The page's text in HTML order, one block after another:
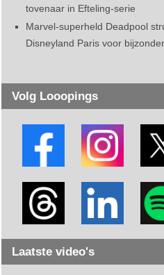
tovenaar in Efteling-serie
Marvel-superheld Deadpool
Disneyland Paris voor
Volg Looopings
Laatste video's